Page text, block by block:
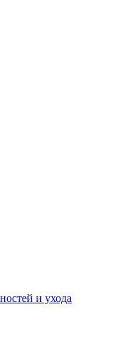
и ухода